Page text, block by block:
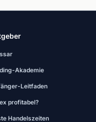
Akademie
Leitfaden
profitabel?
Handelszeiten